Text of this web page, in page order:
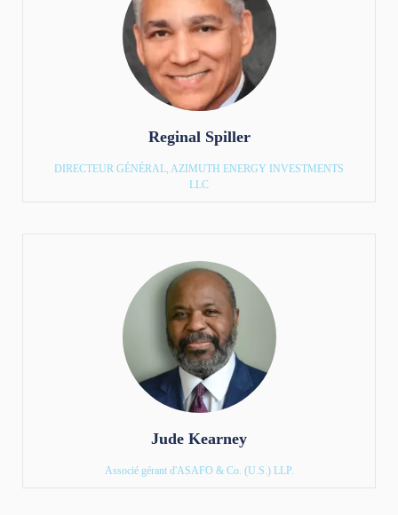
Reginal Spiller
DIRECTEUR GÉNÉRAL, AZIMUTH ENERGY INVESTMENTS
LLC
Jude Kearney
Associé gérant d'ASAFO & Co. (U.S.) LLP.